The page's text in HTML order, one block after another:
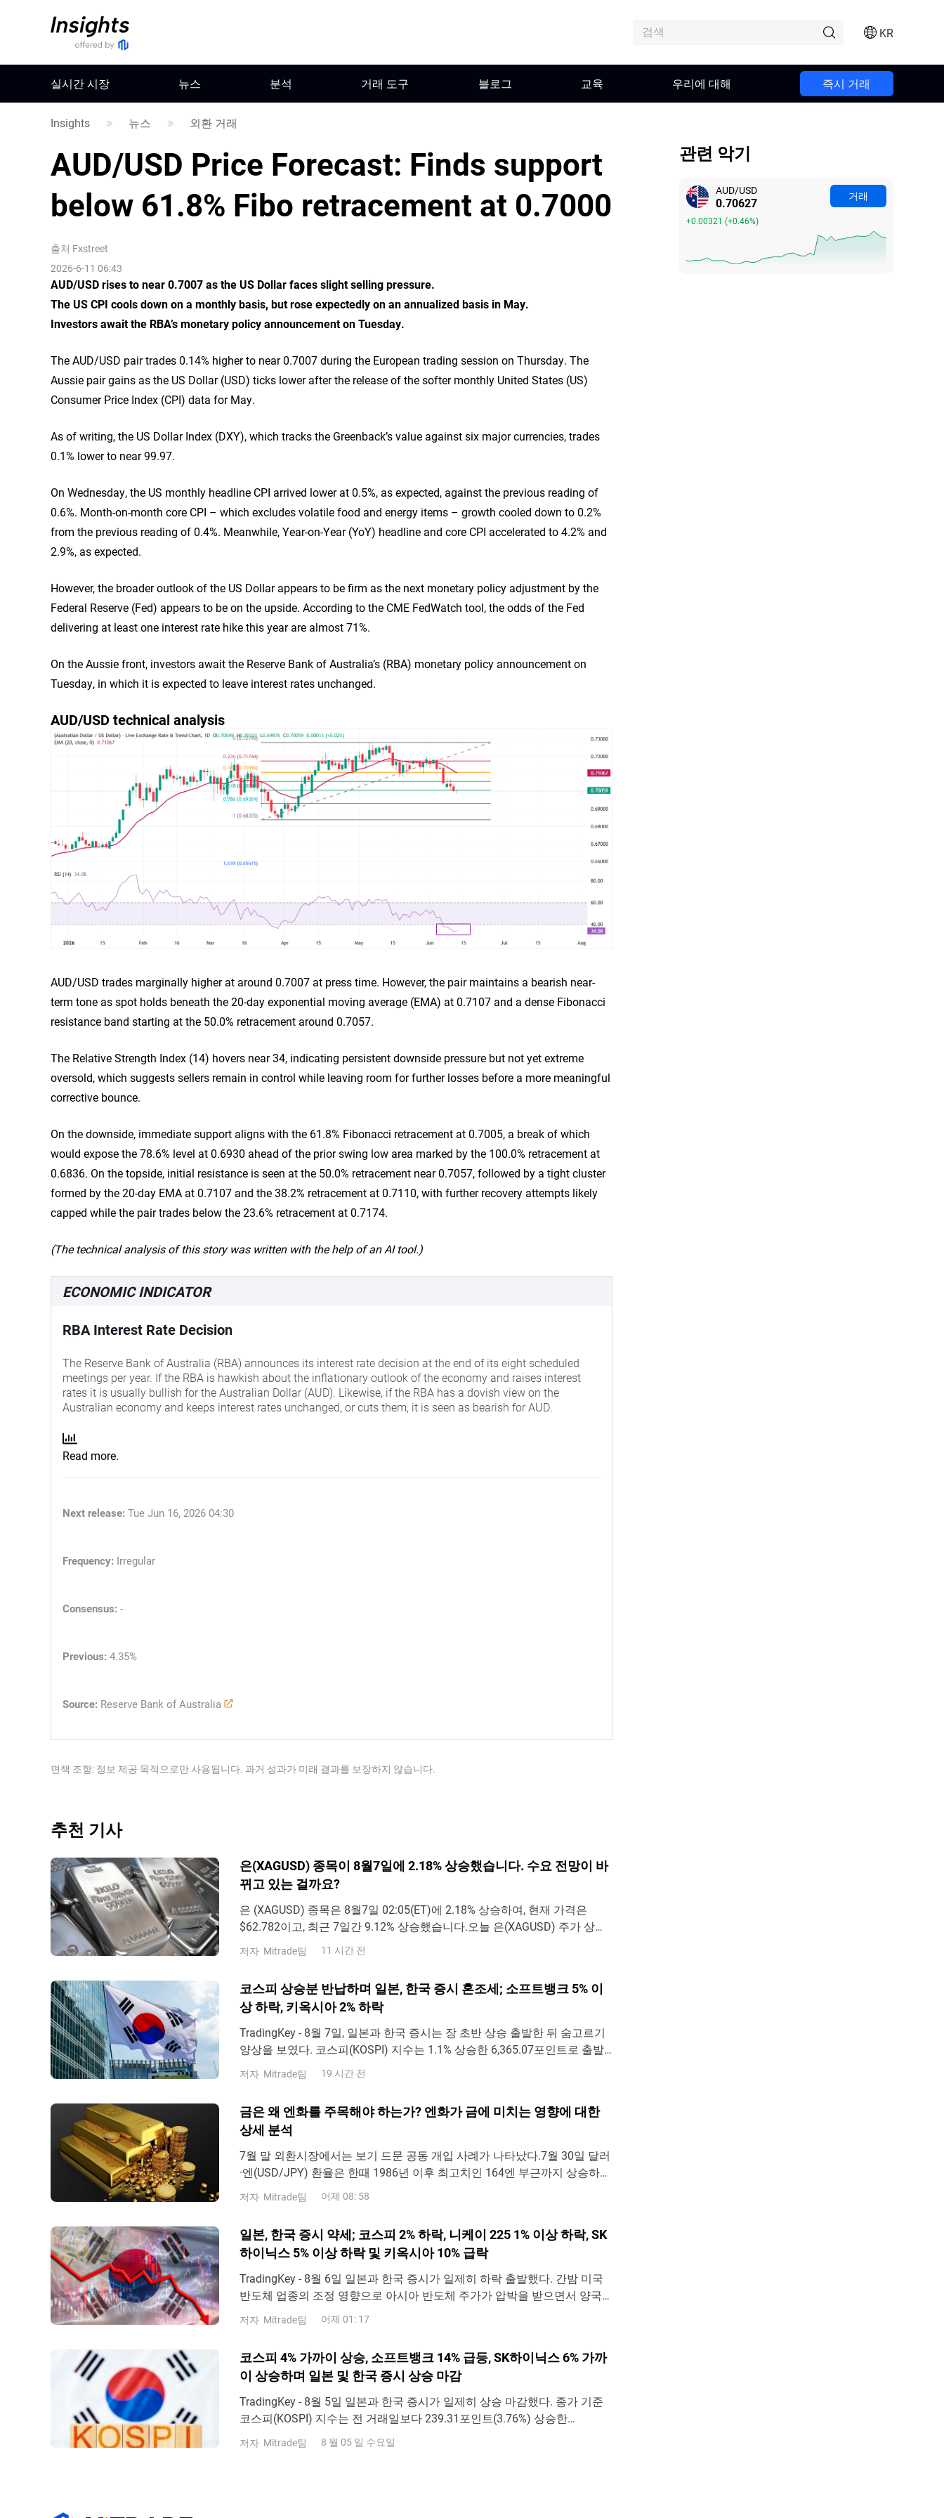
KR
실시간 시장 뉴스 분석 거래 도구 블로그 교육 우리에 대해 즉시 거래
Insights 뉴스 외환 거래
AUD/USD Price Forecast: Finds support
below 61.8% Fibo retracement at 0.7000
출처 Fxstreet
2026-6-11 06:43
AUD/USD rises to near 0.7007 as the US Dollar faces slight selling pressure.
The US CPI cools down on a monthly basis, but rose expectedly on an annualized basis in May.
Investors await the RBA’s monetary policy announcement on Tuesday.
The AUD/USD pair trades 0.14% higher to near 0.7007 during the European trading session on Thursday. The
Aussie pair gains as the US Dollar (USD) ticks lower after the release of the softer monthly United States (US)
Consumer Price Index (CPI) data for May.
As of writing, the US Dollar Index (DXY), which tracks the Greenback’s value against six major currencies, trades
0.1% lower to near 99.97.
On Wednesday, the US monthly headline CPI arrived lower at 0.5%, as expected, against the previous reading of
0.6%. Month-on-month core CPI – which excludes volatile food and energy items – growth cooled down to 0.2%
from the previous reading of 0.4%. Meanwhile, Year-on-Year (YoY) headline and core CPI accelerated to 4.2% and
2.9%, as expected.
However, the broader outlook of the US Dollar appears to be firm as the next monetary policy adjustment by the
Federal Reserve (Fed) appears to be on the upside. According to the CME FedWatch tool, the odds of the Fed
delivering at least one interest rate hike this year are almost 71%.
On the Aussie front, investors await the Reserve Bank of Australia’s (RBA) monetary policy announcement on
Tuesday, in which it is expected to leave interest rates unchanged.
AUD/USD technical analysis
AUD/USD trades marginally higher at around 0.7007 at press time. However, the pair maintains a bearish near-
term tone as spot holds beneath the 20-day exponential moving average (EMA) at 0.7107 and a dense Fibonacci
resistance band starting at the 50.0% retracement around 0.7057.
The Relative Strength Index (14) hovers near 34, indicating persistent downside pressure but not yet extreme
oversold, which suggests sellers remain in control while leaving room for further losses before a more meaningful
corrective bounce.
On the downside, immediate support aligns with the 61.8% Fibonacci retracement at 0.7005, a break of which
would expose the 78.6% level at 0.6930 ahead of the prior swing low area marked by the 100.0% retracement at
0.6836. On the topside, initial resistance is seen at the 50.0% retracement near 0.7057, followed by a tight cluster
formed by the 20-day EMA at 0.7107 and the 38.2% retracement at 0.7110, with further recovery attempts likely
capped while the pair trades below the 23.6% retracement at 0.7174.
(The technical analysis of this story was written with the help of an AI tool.)
ECONOMIC INDICATOR
RBA Interest Rate Decision
The Reserve Bank of Australia (RBA) announces its interest rate decision at the end of its eight scheduled
meetings per year. If the RBA is hawkish about the inflationary outlook of the economy and raises interest
rates it is usually bullish for the Australian Dollar (AUD). Likewise, if the RBA has a dovish view on the
Australian economy and keeps interest rates unchanged, or cuts them, it is seen as bearish for AUD.
Read more.
Next release: Tue Jun 16, 2026 04:30
Frequency: Irregular
Consensus: -
Previous: 4.35%
Source: Reserve Bank of Australia
면책 조항: 정보 제공 목적으로만 사용됩니다. 과거 성과가 미래 결과를 보장하지 않습니다.
추천 기사
은(XAGUSD) 종목이 8월7일에 2.18% 상승했습니다. 수요 전망이 바
뀌고 있는 걸까요?
은 (XAGUSD) 종목은 8월7일 02:05(ET)에 2.18% 상승하여, 현재 가격은
$62.782이고, 최근 7일간 9.12% 상승했습니다.오늘 은(XAGUSD) 주가 상승
의 요인은 무엇인가요?금일 은 가격 상승은 주로 예상보다 부진한 7월 노동
시장 지표 발표 이후 미국 국채 금리가 크게 하락한 데 따른 것이다. 비농업
저자 Mitrade팀 11 시간 전
코스피 상승분 반납하며 일본, 한국 증시 혼조세; 소프트뱅크 5% 이
상 하락, 키옥시아 2% 하락
TradingKey - 8월 7일, 일본과 한국 증시는 장 초반 상승 출발한 뒤 숨고르기
양상을 보였다. 코스피(KOSPI) 지수는 1.1% 상승한 6,365.07포인트로 출발
해 장 초반 일시적으로 상승 폭을 1.85%까지 확대하며 6,412.76포인트에 도
달하기도 했으나, 이후 상승분의 대부분을 반납하며 0.17% 오른 6,307.40포
저자 Mitrade팀 19 시간 전
금은 왜 엔화를 주목해야 하는가? 엔화가 금에 미치는 영향에 대한
상세 분석
7월 말 외환시장에서는 보기 드문 공동 개입 사례가 나타났다.7월 30일 달러
·엔(USD/JPY) 환율은 한때 1986년 이후 최고치인 164엔 부근까지 상승하며
엔화 가치가 거의 40년 만에 최저 수준으로 떨어졌다. 이후 일본 당국이 시장
에 개입하고 있다는 신호가 나타나면서 달러·엔 환율은 빠르게 158엔 부근으
저자 Mitrade팀 어제 08: 58
일본, 한국 증시 약세; 코스피 2% 하락, 니케이 225 1% 이상 하락, SK
하이닉스 5% 이상 하락 및 키옥시아 10% 급락
TradingKey - 8월 6일 일본과 한국 증시가 일제히 하락 출발했다. 간밤 미국
반도체 업종의 조정 영향으로 아시아 반도체 주가가 압박을 받으면서 양국
시장의 주요 지수를 끌어내렸다.한국종합주가지수(코스피)는 1.81% 하락한
6,478.75포인트로 출발해 이후 낙폭이 2%까지 확대되며 6,465.55포인트에
저자 Mitrade팀 어제 01: 17
코스피 4% 가까이 상승, 소프트뱅크 14% 급등, SK하이닉스 6% 가까
이 상승하며 일본 및 한국 증시 상승 마감
TradingKey - 8월 5일 일본과 한국 증시가 일제히 상승 마감했다. 종가 기준
코스피(KOSPI) 지수는 전 거래일보다 239.31포인트(3.76%) 상승한
6,598.26포인트에 마감하며 반등세를 이어갔다. 일본 증시 역시 강세를 보였
으며, 닛케이 225 지수는 3.66% 상승한 66,300.44포인트로 장을 마쳤다.출
저자 Mitrade팀 8 월 05 일 수요일
관련 악기
AUD/USD
0.70629
+0.00323 (+0.46%)
거래